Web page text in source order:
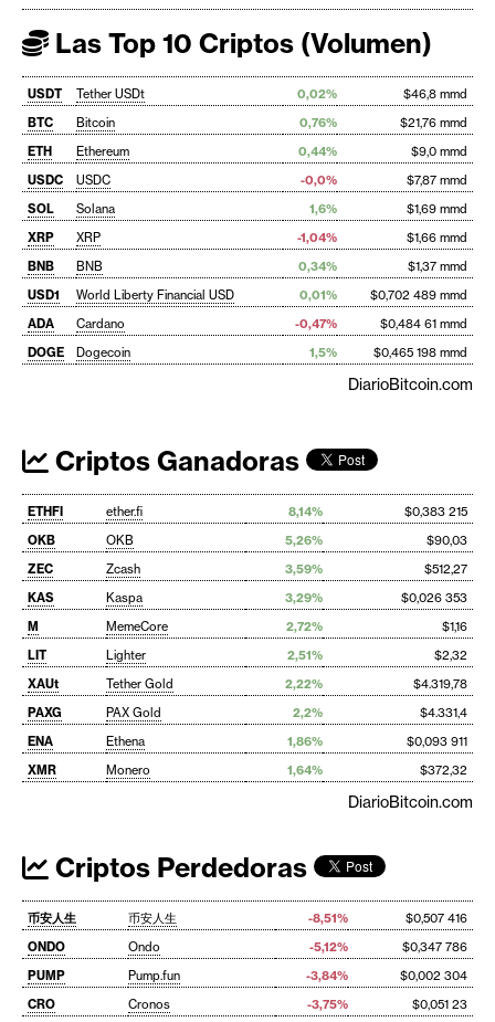
Las Top 10 Criptos (Volumen)
USDT Tether USDt 0,02%
$46,8 mmd
BTC
Bitcoin 0,76%
$21,76 mmd
ETH
Ethereum 0,44%
$9,0 mmd
USDC
USDC -0,0%
$7,87 mmd
SOL
Solana 1,6%
$1,69 mmd
XRP
XRP -1,04%
$1,66 mmd
BNB
BNB 0,34%
$1,37 mmd
USD1
World Liberty Financial USD 0,01%
$0,702 489 mmd
ADA
Cardano -0,47%
$0,484 61 mmd
DOGE
Dogecoin 1,5% $0,465 198 mmd
DiarioBitcoin.com
Criptos Ganadoras
ETHFI ether.fi 8,14%
$0,383 215
OKB
OKB 5,26%
$90,03
ZEC
Zcash 3,59%
$512,27
KAS
Kaspa 3,29%
$0,026 353
M
MemeCore 2,72%
$1,16
LIT
Lighter 2,51%
$2,32
XAUt
Tether Gold 2,22%
$4.319,78
PAXG
PAX Gold 2,2%
$4.331,4
ENA
Ethena 1,86%
$0,093 911
XMR
Monero 1,64% $372,32
DiarioBitcoin.com
Criptos Perdedoras
币安人生 币安人生 -8,51%
$0,507 416
ONDO
Ondo -5,12%
$0,347 786
PUMP
Pump.fun -3,84%
$0,002 304
CRO
Cronos -3,75% $0,051 23